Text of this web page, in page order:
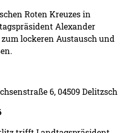
Roten Kreuzes in
Alexander
lockeren Austausch und
6, 04509 Delitzsch